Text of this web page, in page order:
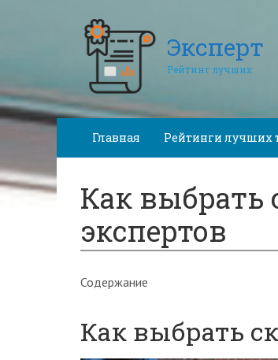
Эксперт
Рейтинг лучших
Главная Рейтинги лучших
Как выбрать
экспертов
Содержание
Как выбрать